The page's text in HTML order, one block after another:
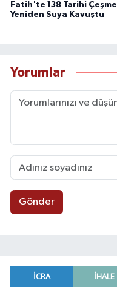
Fatih'te 138 Tarihi Çeşme
Yeniden Suya Kavuştu
Yorumlar
Gönder